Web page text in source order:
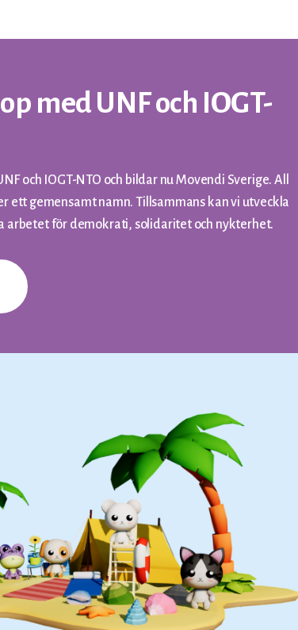
med UNF och IOGT-
och IOGT-NTO och bildar nu Movendi Sverige. All
ett gemensamt namn. Tillsammans kan vi utveckla
arbetet för demokrati, solidaritet och nykterhet.